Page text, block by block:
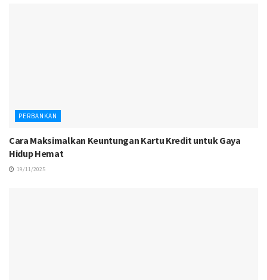
PERBANKAN
Cara Maksimalkan Keuntungan Kartu Kredit untuk Gaya
Hidup Hemat
19/11/2025